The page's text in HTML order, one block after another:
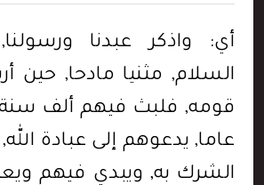
أي: واذكر عبدنا
السلام, مثنيا مادحا, حين
قومه, فلبث فيهم ألف
عاما, يدعوهم إلى عبادة
الشرك به, ويبدي فيهم